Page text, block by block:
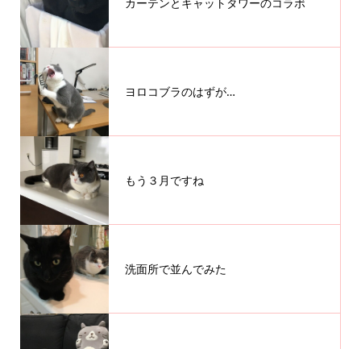
ヨロコブラのはずが…
もう３月ですね
洗面所で並んでみた